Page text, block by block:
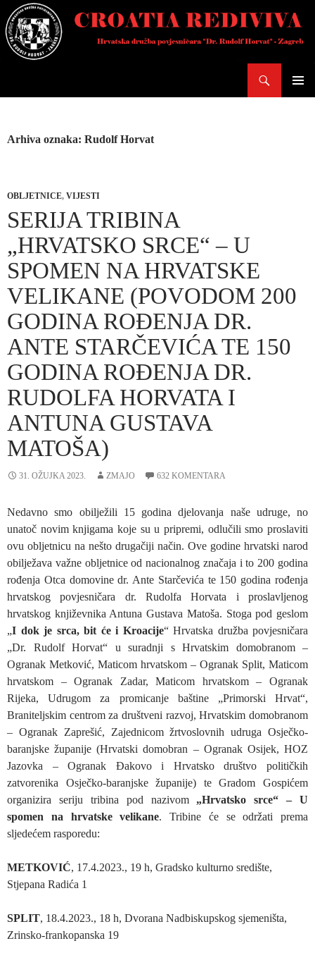
Skoči
do
sadržaja
Arhiva oznaka: Rudolf Horvat
OBLJETNICE, VIJESTI
SERIJA TRIBINA
„HRVATSKO SRCE“ – U
SPOMEN NA HRVATSKE
VELIKANE (POVODOM 200
GODINA ROĐENJA DR.
ANTE STARČEVIĆA TE 150
GODINA ROĐENJA DR.
RUDOLFA HORVATA I
ANTUNA GUSTAVA
MATOŠA)
31. OŽUJKA 2023. ZMAJO 632 KOMENTARA
Nedavno smo obilježili 15 godina djelovanja naše udruge, no
unatoč novim knjigama koje su u pripremi, odlučili smo proslaviti
ovu obljetnicu na nešto drugačiji način. Ove godine hrvatski narod
obilježava važne obljetnice od nacionalnog značaja i to 200 godina
rođenja Otca domovine dr. Ante Starčevića te 150 godina rođenja
hrvatskog povjesničara dr. Rudolfa Horvata i proslavljenog
hrvatskog književnika Antuna Gustava Matoša. Stoga pod geslom
„I dok je srca, bit će i Kroacije“ Hrvatska družba povjesničara
„Dr. Rudolf Horvat“ u suradnji s Hrvatskim domobranom –
Ogranak Metković, Maticom hrvatskom – Ogranak Split, Maticom
hrvatskom – Ogranak Zadar, Maticom hrvatskom – Ogranak
Rijeka, Udrugom za promicanje baštine „Primorski Hrvat“,
Braniteljskim centrom za društveni razvoj, Hrvatskim domobranom
– Ogranak Zaprešić, Zajednicom žrtvoslovnih udruga Osječko-
baranjske županije (Hrvatski domobran – Ogranak Osijek, HOZ
Jazovka – Ogranak Đakovo i Hrvatsko društvo političkih
zatvorenika Osječko-baranjske županije) te Gradom Gospićem
organizira seriju tribina pod nazivom „Hrvatsko srce“ – U
spomen na hrvatske velikane. Tribine će se održati prema
sljedećem rasporedu:
METKOVIĆ, 17.4.2023., 19 h, Gradsko kulturno središte,
Stjepana Radića 1
SPLIT, 18.4.2023., 18 h, Dvorana Nadbiskupskog sjemeništa,
Zrinsko-frankopanska 19